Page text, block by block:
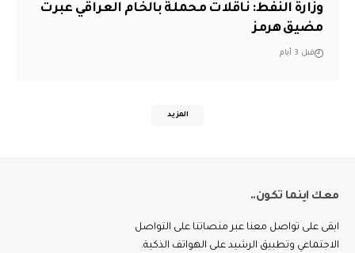
وزارة النفط: ناقلات محملة بالخام العراقي عبرت
مضيق هرمز
قبل 3 أيام
المزيد
معك اينما تكون..
ابقى على تواصل معنا عبر منصاتنا على التواصل
الاجتماعي وتطبيق الرشيد على الهواتف الذكية.